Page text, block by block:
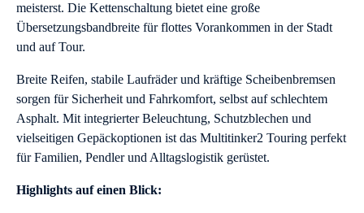
meisterst. Die Kettenschaltung bietet eine große
Übersetzungsbandbreite für flottes Vorankommen in der Stadt
und auf Tour.
Breite Reifen, stabile Laufräder und kräftige Scheibenbremsen
sorgen für Sicherheit und Fahrkomfort, selbst auf schlechtem
Asphalt. Mit integrierter Beleuchtung, Schutzblechen und
vielseitigen Gepäckoptionen ist das Multitinker2 Touring perfekt
für Familien, Pendler und Alltagslogistik gerüstet.
Highlights auf einen Blick: